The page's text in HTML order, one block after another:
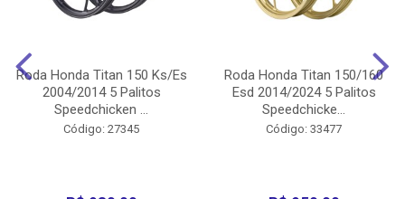
Roda Honda Titan 150 Ks/Es
2004/2014 5 Palitos
Speedchicken ...
Código: 27345
Roda Honda Titan 150/160
Esd 2014/2024 5 Palitos
Speedchicke...
Código: 33477